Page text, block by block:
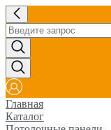
Главная
Каталог